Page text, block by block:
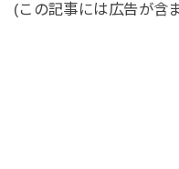
(この記事には広告が含